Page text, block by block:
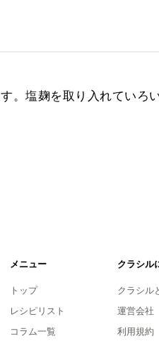
。塩麹を取り入れていろ
メニュー
トップ
レシピリスト
コラム一覧
クラシル
クラシル
運営会社
利用規約